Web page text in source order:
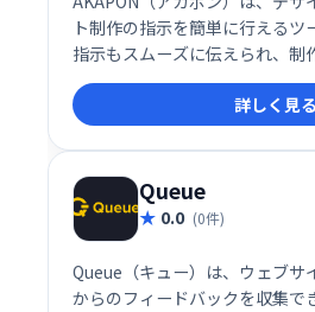
ト制作の指示を簡単に行えるツ
指示もスムーズに伝えられ、制
します。面倒なやり取りを簡
制作ワークフローを構築できます
詳しく見る
Queue
0.0 (0件)
Queue（キュー）は、ウェブサ
からのフィードバックを収集で